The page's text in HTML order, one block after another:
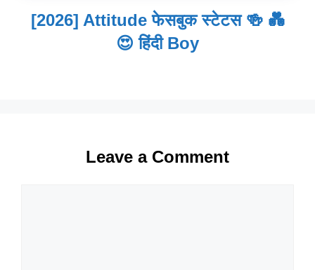
[2026] Attitude फेसबुक स्टेटस 🍻 💑
😍 हिंदी Boy
Leave a Comment